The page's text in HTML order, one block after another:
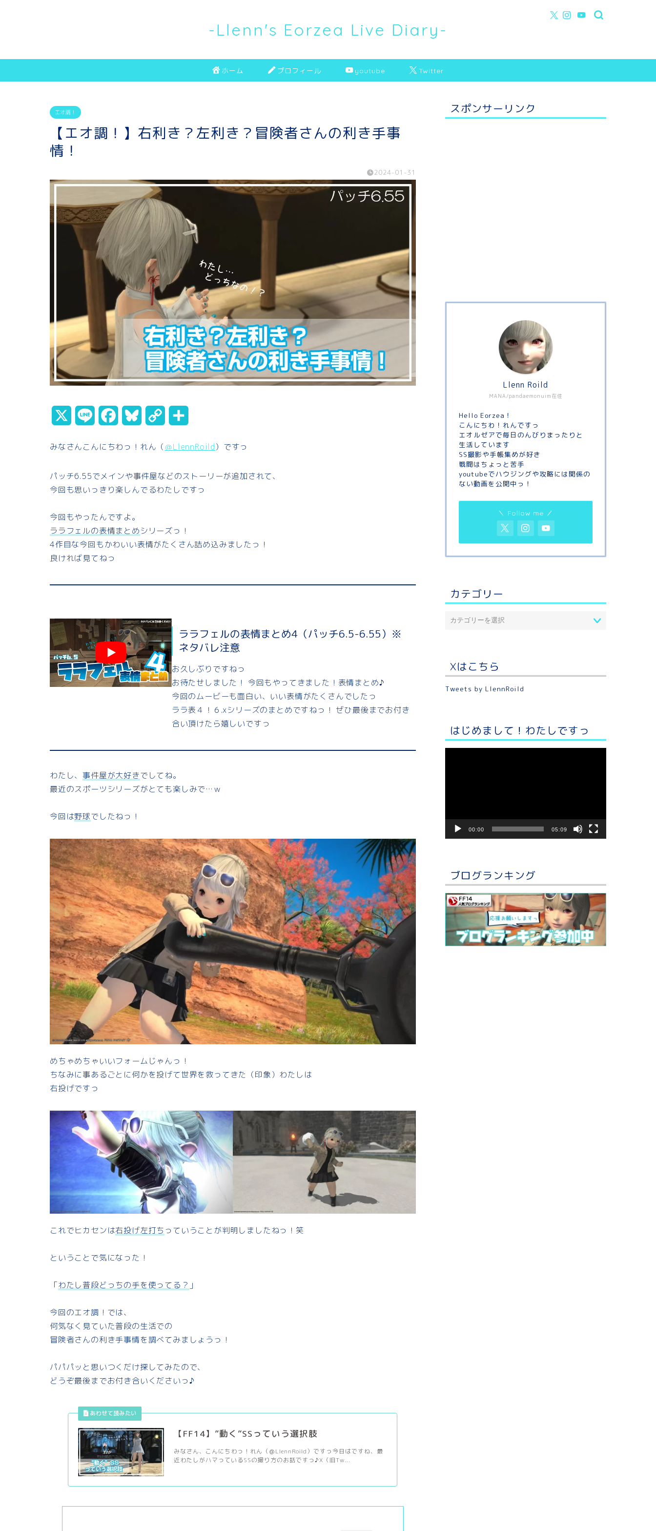
-Llenn's Eorzea Live Diary-
ホーム プロフィール youtube Twitter
エオ調！
【エオ調！】右利き？左利き？冒険者さんの利き手事
情！
2024-01-31
e
e
b
o
o
e
s
y
y
L
n
みなさんこんにちわっ！れん（ ＠LlennRoild）ですっ
パッチ6.55でメインや事件屋などのストーリーが追加されて、
今回も思いっきり楽しんでるわたしですっ
今回もやったんですよ。
ララフェルの表情まとめシリーズっ！
4作目な今回もかわいい表情がたくさん詰め込みましたっ！
良ければ見てねっ
ララフェルの表情まとめ4（パッチ6.5-6.55）※
ネタバレ注意
お久しぶりですねっ
お待たせしました！ 今回もやってきました！表情まとめ♪
今回のムービーも面白い、いい表情がたくさんでしたっ
ララ表４！６.xシリーズのまとめですねっ！ ぜひ最後までお付き
合い頂けたら嬉しいですっ
わたし、 事件屋が大好きでしてね。
最近のスポーツシリーズがとても楽しみで…ｗ
今回は野球でしたねっ！
めちゃめちゃいいフォームじゃんっ！
ちなみに事あるごとに何かを投げて世界を救ってきた（印象）わたしは
右投げですっ
これでヒカセンは右投げ左打ちっていうことが判明しましたねっ！笑
ということで気になった！
「わたし普段どっちの手を使ってる？ 」
今回のエオ調！では、
何気なく見ていた普段の生活での
冒険者さんの利き手事情を調べてみましょうっ！
パパパッと思いつくだけ探してみたので、
どうぞ最後までお付き合いくださいっ♪
【FF14】”動く”SSっていう選択肢
みなさん、こんにちわっ！れん（＠LlennRoild）ですっ今日はですね、最
近わたしがハマっているSSの撮り方のお話ですっ♪X（旧Tw...
スポンサーリンク
MANA/pandaemonuim在住
Llenn Roild
Hello Eorzea！
こんにちわ！れんですっ
エオルゼアで毎日のんびりまったりと
生活しています
SS撮影や手帳集めが好き
戦闘はちょっと苦手
youtubeでハウジングや攻略には関係の
ない動画を公開中っ！
＼ Follow me ／
カテゴリー
Xはこちら
Tweets by LlennRoild
はじめまして！わたしですっ
ー
00:00 05:09
ブログランキング